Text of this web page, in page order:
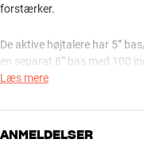
forstærker.
De aktive højtalere har 5”
en separat 8” bas med 100
til de dybeste toner.
TV’et tilsluttes nemt via
TV-fjernbetjeningen, og
Læs mere
ANMELDELSER